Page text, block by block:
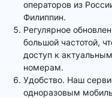
операторов из
Филиппин.
Регулярное
большой частотой,
доступ к
номерам.
Удобство. Наш
одноразовым